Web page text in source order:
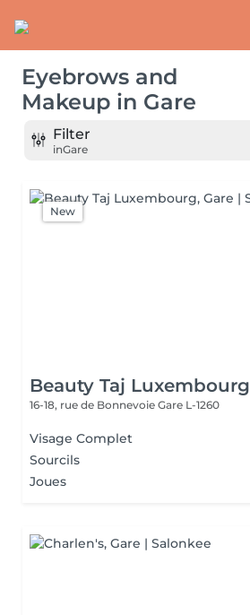
Eyebrows and
Makeup in Gare
Filter
inGare
New
Beauty Taj Luxembourg
16-18, rue de Bonnevoie Gare L-1260
Visage Complet
Sourcils
Joues